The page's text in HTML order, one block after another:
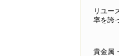
リユー
率を誇
貴金属